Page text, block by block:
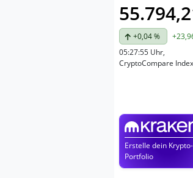
+0,04 %
05:27:55 Uhr,
CryptoCompare Index
Erstelle dein Krypto-
Portfolio